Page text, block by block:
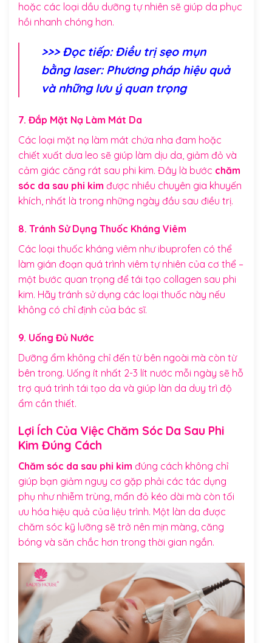
hoặc các loại dầu dưỡng tự nhiên sẽ giúp da phục
hồi nhanh chóng hơn.
>>> Đọc tiếp:Điều trị sẹo mụn
bằng laser: Phương pháp hiệu quả
và những lưu ý quan trọng
7. Đắp Mặt Nạ Làm Mát Da
Các loại mặt nạ làm mát chứa nha đam hoặc
chiết xuất dưa leo sẽ giúp làm dịu da, giảm đỏ và
cảm giác căng rát sau phi kim. Đây là bước chăm
sóc da sau phi kim được nhiều chuyên gia khuyến
khích, nhất là trong những ngày đầu sau điều trị.
8. Tránh Sử Dụng Thuốc Kháng Viêm
Các loại thuốc kháng viêm như ibuprofen có thể
làm gián đoạn quá trình viêm tự nhiên của cơ thể –
một bước quan trọng để tái tạo collagen sau phi
kim. Hãy tránh sử dụng các loại thuốc này nếu
không có chỉ định của bác sĩ.
9. Uống Đủ Nước
Dưỡng ẩm không chỉ đến từ bên ngoài mà còn từ
bên trong. Uống ít nhất 2-3 lít nước mỗi ngày sẽ hỗ
trợ quá trình tái tạo da và giúp làn da duy trì độ
ẩm cần thiết.
Lợi Ích Của Việc Chăm Sóc Da Sau Phi
Kim Đúng Cách
Chăm sóc da sau phi kim đúng cách không chỉ
giúp bạn giảm nguy cơ gặp phải các tác dụng
phụ như nhiễm trùng, mẩn đỏ kéo dài mà còn tối
ưu hóa hiệu quả của liệu trình. Một làn da được
chăm sóc kỹ lưỡng sẽ trở nên mịn màng, căng
bóng và săn chắc hơn trong thời gian ngắn.